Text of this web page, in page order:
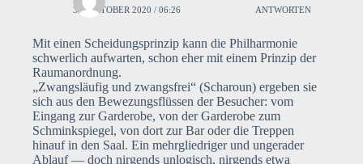
30. OKTOBER 2020 / 06:26 ANTWORTEN
Mit einen Scheidungsprinzip kann die Philharmonie
schwerlich aufwarten, schon eher mit einem Prinzip der
Raumanordnung.
„Zwangsläufig und zwangsfrei“ (Scharoun) ergeben sie
sich aus den Bewezungsflüssen der Besucher: vom
Eingang zur Garderobe, von der Garderobe zum
Schminkspiegel, von dort zur Bar oder die Treppen
hinauf in den Saal. Ein mehrgliedriger und ungerader
Ablauf — doch nirgends unlogisch, nirgends etwa